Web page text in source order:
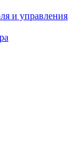
и управления